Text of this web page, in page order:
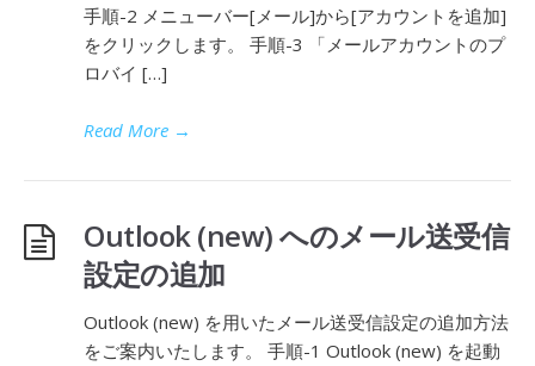
手順-2 メニューバー[メール]から[アカウントを追加]
をクリックします。 手順-3 「メールアカウントのプ
ロバイ […]
Read More →
Outlook (new) へのメール送受信
設定の追加
Outlook (new) を用いたメール送受信設定の追加方法
をご案内いたします。 手順-1 Outlook (new) を起動